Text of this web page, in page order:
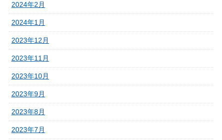
2024年2月
2024年1月
2023年12月
2023年11月
2023年10月
2023年9月
2023年8月
2023年7月